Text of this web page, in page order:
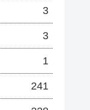
3
3
1
241